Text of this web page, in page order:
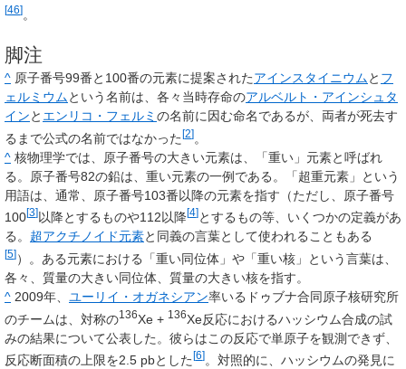
[46]。
脚注
^ 原子番号99番と100番の元素に提案されたアインスタイニウムと フ
ェルミウムという名前は、各々当時存命のアルベルト・アインシュタ
インと エンリコ・フェルミ の名前に因む命名であるが、両者が死去す
るまで公式の名前ではなかった [2] 。
^ 核物理学では、原子番号の大きい元素は、「重い」元素と呼ばれ
る。原子番号82の鉛は、重い元素の一例である。「超重元素」という
用語は、通常、原子番号103番以降の元素を指す（ただし、原子番号
100[3] 以降とするものや112以降[4] とするもの等、いくつかの定義があ
る。 超アクチノイド元素と同義の言葉として使われることもある
[5] ）。ある元素における「重い同位体」や「重い核」という言葉は、
各々、質量の大きい同位体、質量の大きい核を指す。
^ 2009年、 ユーリイ・オガネシアン率いるドゥブナ合同原子核研究所
のチームは、対称の136Xe + 136Xe反応におけるハッシウム合成の試
みの結果について公表した。彼らはこの反応で単原子を観測できず、
反応断面積の上限を2.5 pbとした [6]。対照的に、ハッシウムの発見に